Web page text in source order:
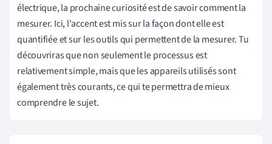
électrique, la prochaine curiosité est de savoir comment la
mesurer. Ici, l'accent est mis sur la façon dont elle est
quantifiée et sur les outils qui permettent de la mesurer. Tu
découvriras que non seulement le processus est
relativement simple, mais que les appareils utilisés sont
également très courants, ce qui te permettra de mieux
comprendre le sujet.